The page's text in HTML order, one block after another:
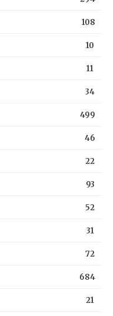
108
10
11
34
499
46
22
93
52
31
72
684
21